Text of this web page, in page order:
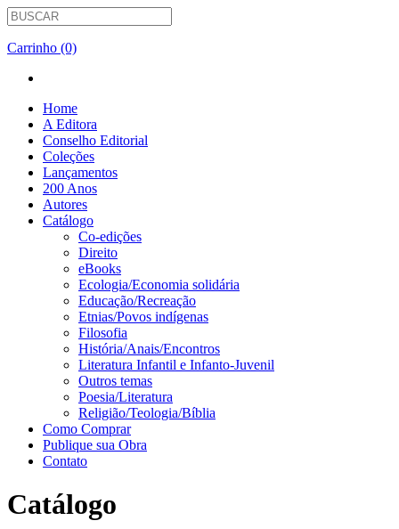
Carrinho (0)
Home
A Editora
Conselho Editorial
Coleções
Lançamentos
200 Anos
Autores
Catálogo
Co-edições
Direito
eBooks
Ecologia/Economia solidária
Educação/Recreação
Etnias/Povos indígenas
Filosofia
História/Anais/Encontros
Literatura Infantil e Infanto-Juvenil
Outros temas
Poesia/Literatura
Religião/Teologia/Bíblia
Como Comprar
Publique sua Obra
Contato
Catálogo